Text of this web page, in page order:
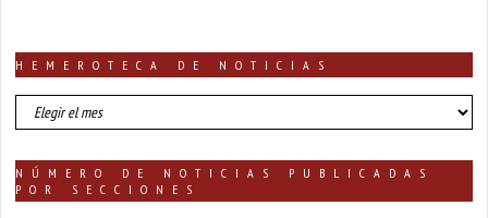
HEMEROTECA DE NOTICIAS
HEMEROTECA
DE
NÚMERO DE NOTICIAS PUBLICADAS
POR SECCIONES